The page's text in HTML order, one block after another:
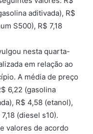
aditivada), R$
S500), R$ 7,18
nesta quarta-
em relação ao
A média de preço
6,22 (gasolina
R$ 4,58 (etanol),
(diesel s10).
valores de acordo